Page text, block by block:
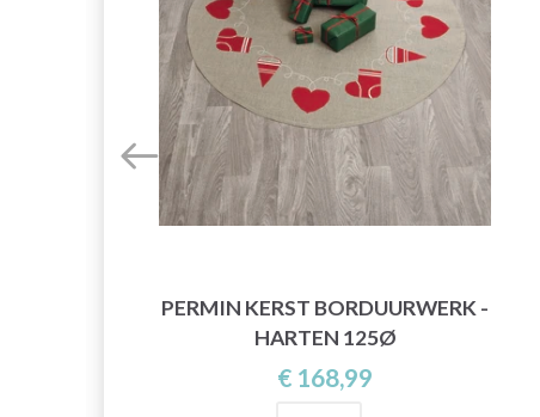
PERMIN KERST BORDUURWERK -
HARTEN 125Ø
€ 168,99